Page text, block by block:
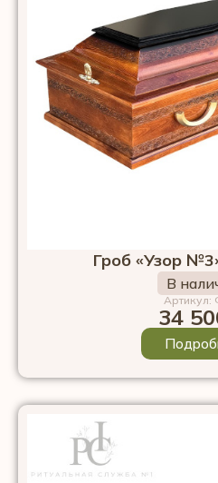
Гроб «Узор
В
Артикул:
34